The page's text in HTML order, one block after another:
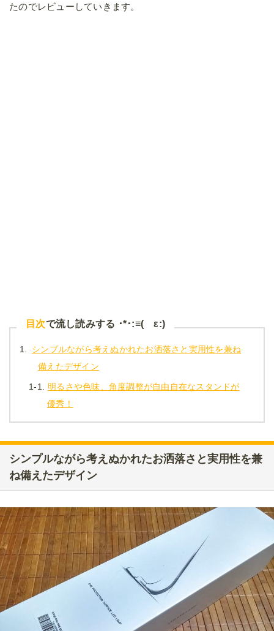
たのでレビューしていきます。
目次で流し読みする ･*･:≡( ε:)
1.
シンプルながら考えぬかれたお洒落さと実用性を兼ね
備えたデザイン
1-1.
明るさや色味、角度調整が自由自在なスタンドが
優秀！
シンプルながら考えぬかれたお洒落さと実用性を兼
ね備えたデザイン